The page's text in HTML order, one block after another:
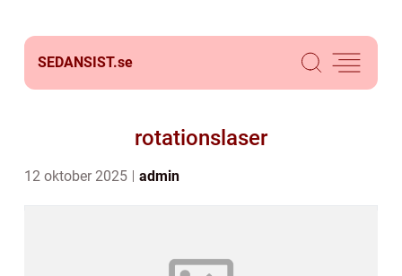
SEDANSIST.se
rotationslaser
12 oktober 2025 admin